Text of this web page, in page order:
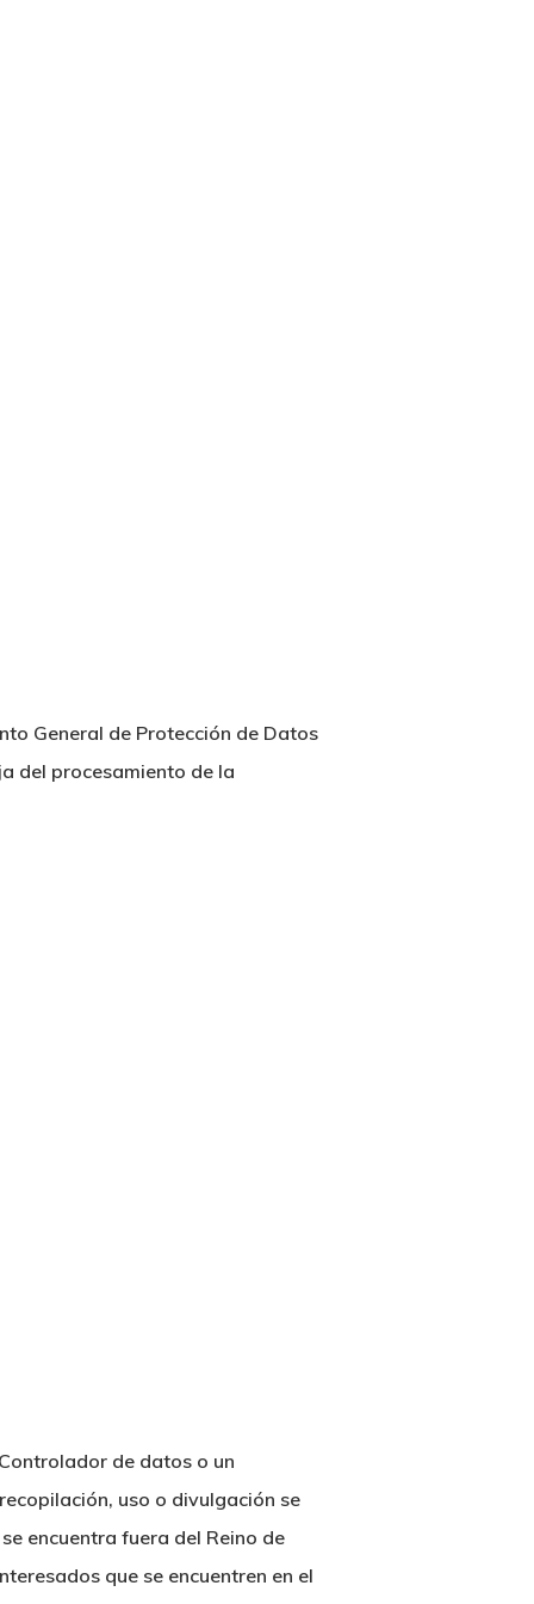
General de Protección de Datos
del procesamiento de la
de datos o un
uso o divulgación se
encuentra fuera del Reino de
que se encuentren en el